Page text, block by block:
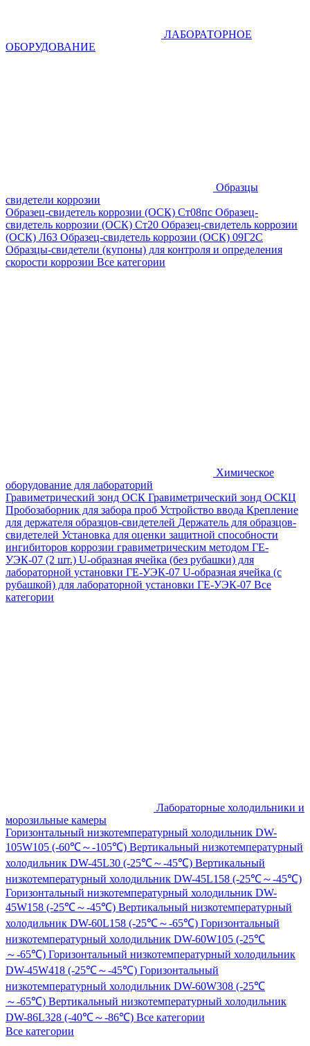
ЛАБОРАТОРНОЕ
ОБОРУДОВАНИЕ
Образцы
свидетели коррозии
Образец-свидетель коррозии (ОСК) Ст08пс Образец-
свидетель коррозии (ОСК) Ст20 Образец-свидетель коррозии
(ОСК) Л63 Образец-свидетель коррозии (ОСК) 09Г2С
Образцы-свидетели (купоны) для контроля и определения
скорости коррозии Все категории
Химическое
оборудование для лабораторий
Гравиметрический зонд ОСК Гравиметрический зонд ОСКЦ
Пробозаборник для забора проб Устройство ввода Крепление
для держателя образцов-свидетелей Держатель для образцов-
свидетелей Установка для оценки защитной способности
ингибиторов коррозии гравиметрическим методом ГЕ-
УЭК-07 (2 шт.) U-образная ячейка (без рубашки) для
лабораторной установки ГЕ-УЭК-07 U-образная ячейка (с
рубашкой) для лабораторной установки ГЕ-УЭК-07 Все
категории
Лабораторные холодильники и
морозильные камеры
Горизонтальный низкотемпературный холодильник DW-
105W105 (-60℃～-105℃) Вертикальный низкотемпературный
холодильник DW-45L30 (-25℃～-45℃) Вертикальный
низкотемпературный холодильник DW-45L158 (-25℃～-45℃)
Горизонтальный низкотемпературный холодильник DW-
45W158 (-25℃～-45℃) Вертикальный низкотемпературный
холодильник DW-60L158 (-25℃～-65℃) Горизонтальный
низкотемпературный холодильник DW-60W105 (-25℃
～-65℃) Горизонтальный низкотемпературный холодильник
DW-45W418 (-25℃～-45℃) Горизонтальный
низкотемпературный холодильник DW-60W308 (-25℃
～-65℃) Вертикальный низкотемпературный холодильник
DW-86L328 (-40℃～-86℃) Все категории
Все категории